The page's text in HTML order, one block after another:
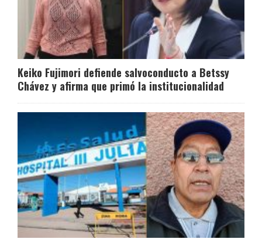
Keiko Fujimori defiende salvoconducto a Betssy
Chávez y afirma que primó la institucionalidad